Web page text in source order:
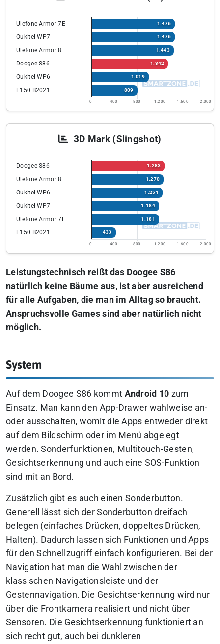
Ulefone Armor 7E 1.476
Oukitel WP7 1.476
Ulefone Armor 8 1.443
Doogee S86 1.342
Oukitel WP6 1.019
F150 B2021 809
0 400 800 1.200 1.600 2.000
3D Mark (Slingshot)
Doogee S86 1.283
Ulefone Armor 8 1.270
Oukitel WP6 1.251
Oukitel WP7 1.184
Ulefone Armor 7E 1.181
F150 B2021 433
0 400 800 1.200 1.600 2.000
Leistungstechnisch reißt das Doogee S86
natürlich keine Bäume aus, ist aber ausreichend
für alle Aufgaben, die man im Alltag so braucht.
Anspruchsvolle Games sind aber natürlich nicht
möglich.
System
Auf dem Doogee S86 kommt Android 10 zum
Einsatz. Man kann den App-Drawer wahlweise an-
oder ausschalten, womit die Apps entweder direkt
auf dem Bildschirm oder im Menü abgelegt
werden. Sonderfunktionen, Multitouch-Gesten,
Gesichtserkennung und auch eine SOS-Funktion
sind mit an Bord.
Zusätzlich gibt es auch einen Sonderbutton.
Generell lässt sich der Sonderbutton dreifach
belegen (einfaches Drücken, doppeltes Drücken,
Halten). Dadurch lassen sich Funktionen und Apps
für den Schnellzugriff einfach konfigurieren. Bei der
Navigation hat man die Wahl zwischen der
klassischen Navigationsleiste und der
Gestennavigation. Die Gesichtserkennung wird nur
über die Frontkamera realisiert und nicht über
Sensoren. Die Gesichtserkennung funktioniert an
sich recht gut, auch bei dunkleren